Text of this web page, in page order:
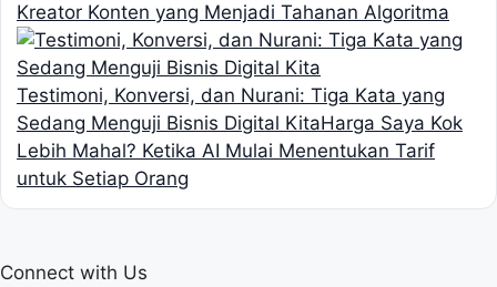
Kreator Konten yang Menjadi Tahanan Algoritma
Testimoni, Konversi, dan Nurani: Tiga Kata yang
Sedang Menguji Bisnis Digital KitaHarga Saya Kok
Lebih Mahal? Ketika AI Mulai Menentukan Tarif
untuk Setiap Orang
Connect with Us